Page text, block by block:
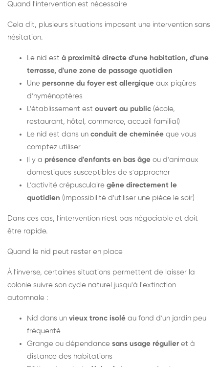
Quand l'intervention est nécessaire
Cela dit, plusieurs situations imposent une intervention sans
hésitation.
Le nid est à proximité directe d'une habitation, d'une
terrasse, d'une zone de passage quotidien
Une personne du foyer est allergique aux piqûres
d'hyménoptères
L'établissement est ouvert au public (école,
restaurant, hôtel, commerce, accueil familial)
Le nid est dans un conduit de cheminée que vous
comptez utiliser
Il y a présence d'enfants en bas âge ou d'animaux
domestiques susceptibles de s'approcher
L'activité crépusculaire gêne directement le
quotidien (impossibilité d'utiliser une pièce le soir)
Dans ces cas, l'intervention n'est pas négociable et doit
être rapide.
Quand le nid peut rester en place
À l'inverse, certaines situations permettent de laisser la
colonie suivre son cycle naturel jusqu'à l'extinction
automnale :
Nid dans un vieux tronc isolé au fond d'un jardin peu
fréquenté
Grange ou dépendance sans usage régulier et à
distance des habitations